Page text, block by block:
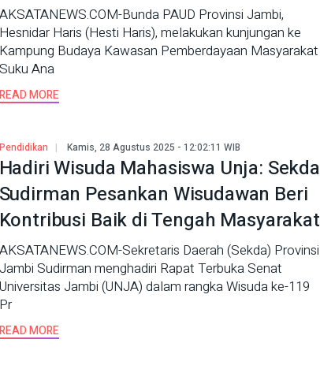
AKSATANEWS.COM-Bunda PAUD Provinsi Jambi,
Hesnidar Haris (Hesti Haris), melakukan kunjungan ke
Kampung Budaya Kawasan Pemberdayaan Masyarakat
Suku Ana
READ MORE
Pendidikan Kamis, 28 Agustus 2025 - 12:02:11 WIB
Hadiri Wisuda Mahasiswa Unja: Sekda
Sudirman Pesankan Wisudawan Beri
Kontribusi Baik di Tengah Masyarakat
AKSATANEWS.COM-Sekretaris Daerah (Sekda) Provinsi
Jambi Sudirman menghadiri Rapat Terbuka Senat
Universitas Jambi (UNJA) dalam rangka Wisuda ke-119
Pr
READ MORE